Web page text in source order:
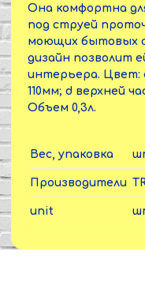
Она комфортна
под струей
моющих бытовых
дизайн позволит
интерьера. Цвет:
110мм; d верхней
Объем 0,3л.
Вес, упаковка
Производители
unit